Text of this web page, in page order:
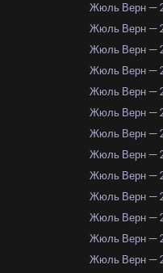
Жюль Верн —
Жюль Верн —
Жюль Верн —
Жюль Верн —
Жюль Верн —
Жюль Верн —
Жюль Верн —
Жюль Верн —
Жюль Верн —
Жюль Верн —
Жюль Верн —
Жюль Верн —
Жюль Верн —